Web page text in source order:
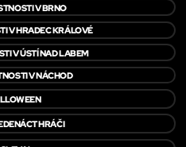
V BRNO
V HRADEC KRÁLOVÉ
V ÚSTÍ NAD LABEM
V NÁCHOD
HRÁČI